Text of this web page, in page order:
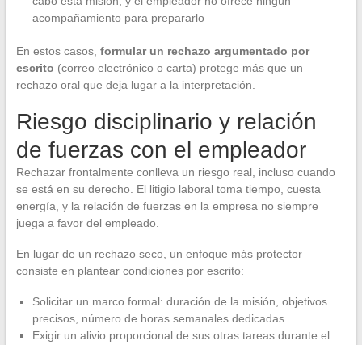
acompañamiento para prepararlo
En estos casos, formular un rechazo argumentado por
escrito (correo electrónico o carta) protege más que un
rechazo oral que deja lugar a la interpretación.
Riesgo disciplinario y relación
de fuerzas con el empleador
Rechazar frontalmente conlleva un riesgo real, incluso cuando
se está en su derecho. El litigio laboral toma tiempo, cuesta
energía, y la relación de fuerzas en la empresa no siempre
juega a favor del empleado.
En lugar de un rechazo seco, un enfoque más protector
consiste en plantear condiciones por escrito:
Solicitar un marco formal: duración de la misión, objetivos
precisos, número de horas semanales dedicadas
Exigir un alivio proporcional de sus otras tareas durante el